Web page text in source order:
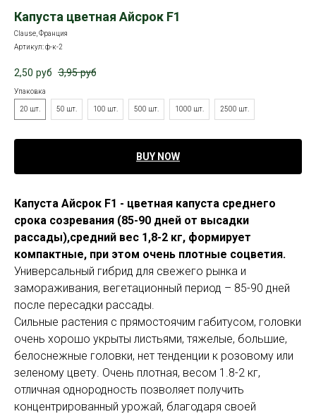
Капуста цветная Айсрок F1
Clause, Франция
Артикул:ф-к-2
2,50 руб 3,95 руб
Упаковка
20 шт. 50 шт. 100 шт. 500 шт. 1000 шт. 2500 шт.
BUY NOW
Капуста Айсрок F1 - цветная капуста среднего
срока созревания (85-90 дней от высадки
рассады),средний вес 1,8-2 кг, формирует
компактные, при этом очень плотные соцветия.
Универсальный гибрид для свежего рынка и
замораживания, вегетационный период – 85-90 дней
после пересадки рассады.
Сильные растения с прямостоячим габитусом, головки
очень хорошо укрыты листьями, тяжелые, большие,
белоснежные головки, нет тенденции к розовому или
зеленому цвету. Очень плотная, весом 1.8-2 кг,
отличная однородность позволяет получить
концентрированный урожай, благодаря своей